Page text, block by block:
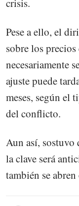
crisis.
Pese a ello, el
sobre los
necesariamente
ajuste puede
meses, según el
del conflicto.
Aun así, sostuvo
la clave será
también se